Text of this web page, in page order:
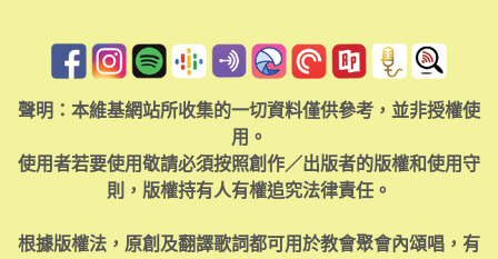
聲明：本維基網站所收集的一切資料僅供參考，並非授權使
用。
使用者若要使用敬請必須按照創作／出版者的版權和使用守
則，版權持有人有權追究法律責任。
根據版權法，原創及翻譯歌詞都可用於教會聚會內頌唱，有